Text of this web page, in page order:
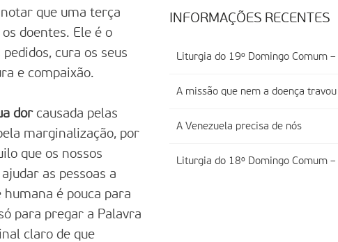
que uma terça
doentes. Ele é o
cura os seus
e compaixão.
dorcausada pelas
marginalização, por
que os nossos
as pessoas a
é pouca para
para pregar a Palavra
claro de que
INFORMAÇÕES RECENTES
Liturgia do 19º Domingo Comum
A missão que nem a doença travou
A Venezuela precisa de nós
Liturgia do 18º Domingo Comum